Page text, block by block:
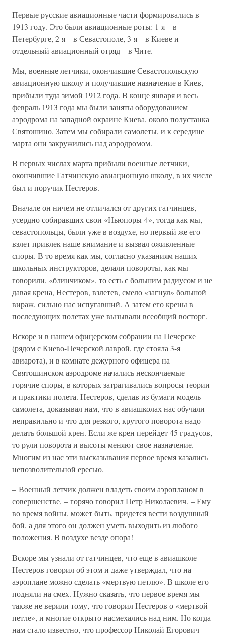
Первые русские авиационные части формировались в
1913 году. Это были авиационные роты: 1-я – в
Петербурге, 2-я – в Севастополе, 3-я – в Киеве и
отдельный авиационный отряд – в Чите.
Мы, военные летчики, окончившие Севастопольскую
авиационную школу и получившие назначение в Киев,
прибыли туда зимой 1912 года. В конце января и весь
февраль 1913 года мы были заняты оборудованием
аэродрома на западной окраине Киева, около полустанка
Святошино. Затем мы собирали самолеты, и к середине
марта они закружились над аэродромом.
В первых числах марта прибыли военные летчики,
окончившие Гатчинскую авиационную школу, в их числе
был и поручик Нестеров.
Вначале он ничем не отличался от других гатчинцев,
усердно собиравших свои «Ньюпоры-4», тогда как мы,
севастопольцы, были уже в воздухе, но первый же его
взлет привлек наше внимание и вызвал оживленные
споры. В то время как мы, согласно указаниям наших
школьных инструкторов, делали повороты, как мы
говорили, «блинчиком», то есть с большим радиусом и не
давая крена, Нестеров, взлетев, смело «загнул» большой
вираж, сильно нас испугавший. А затем его крены в
последующих полетах уже вызывали всеобщий восторг.
Вскоре и в нашем офицерском собрании на Печерске
(рядом с Киево-Печерской лаврой, где стояла 3-я
авиарота), и в комнате дежурного офицера на
Святошинском аэродроме начались нескончаемые
горячие споры, в которых затрагивались вопросы теории
и практики полета. Нестеров, сделав из бумаги модель
самолета, доказывал нам, что в авиашколах нас обучали
неправильно и что для резкого, крутого поворота надо
делать большой крен. Если же крен перейдет 45 градусов,
то рули поворота и высоты меняют свое назначение.
Многим из нас эти высказывания первое время казались
непозволительной ересью.
– Военный летчик должен владеть своим аэропланом в
совершенстве, – горячо говорил Петр Николаевич. – Ему
во время войны, может быть, придется вести воздушный
бой, а для этого он должен уметь выходить из любого
положения. В воздухе везде опора!
Вскоре мы узнали от гатчинцев, что еще в авиашколе
Нестеров говорил об этом и даже утверждал, что на
аэроплане можно сделать «мертвую петлю». В школе его
подняли на смех. Нужно сказать, что первое время мы
также не верили тому, что говорил Нестеров о «мертвой
петле», и многие открыто насмехались над ним. Но когда
нам стало известно, что профессор Николай Егорович